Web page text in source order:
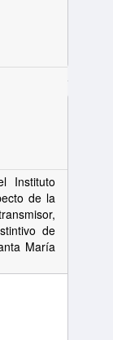
Instituto
de la
de
María